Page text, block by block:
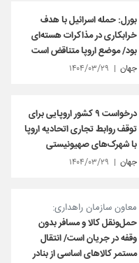
بورل: حمله اسرائیل با هدف
خرابکاری در مذاکرات هسته‌ای
بود/ موضع اروپا متناقض است
جهان ۱۴۰۴/۰۳/۲۹
درخواست ۹ کشور اروپایی برای
توقف روابط تجاری اتحادیه اروپا
با شهرک‌های صهیونیستی
جهان ۱۴۰۴/۰۳/۲۹
معاون سازمان راهداری:
حمل‌ونقل کالا و مسافر بدون
وقفه در جریان است/ انتقال
مستمر کالاهای اساسی از بنادر